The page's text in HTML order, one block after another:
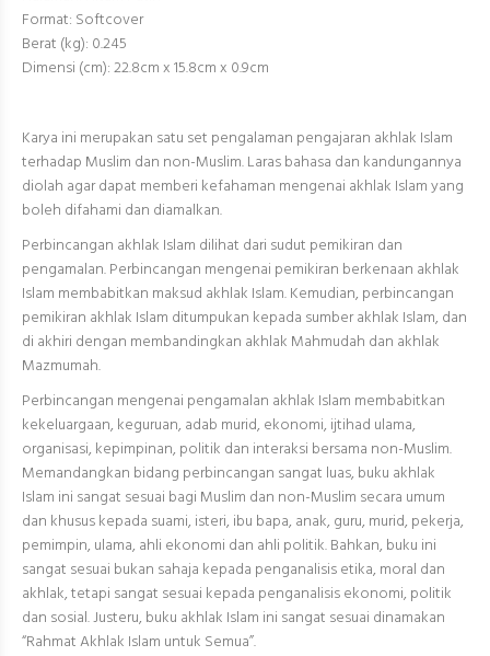
Format: Softcover
Berat (kg): 0.245
Dimensi (cm): 22.8cm x 15.8cm x 0.9cm
Karya ini merupakan satu set pengalaman pengajaran akhlak Islam
terhadap Muslim dan non-Muslim. Laras bahasa dan kandungannya
diolah agar dapat memberi kefahaman mengenai akhlak Islam yang
boleh difahami dan diamalkan.
Perbincangan akhlak Islam dilihat dari sudut pemikiran dan
pengamalan. Perbincangan mengenai pemikiran berkenaan akhlak
Islam membabitkan maksud akhlak Islam. Kemudian, perbincangan
pemikiran akhlak Islam ditumpukan kepada sumber akhlak Islam, dan
di akhiri dengan membandingkan akhlak Mahmudah dan akhlak
Mazmumah.
Perbincangan mengenai pengamalan akhlak Islam membabitkan
kekeluargaan, keguruan, adab murid, ekonomi, ijtihad ulama,
organisasi, kepimpinan, politik dan interaksi bersama non-Muslim.
Memandangkan bidang perbincangan sangat luas, buku akhlak
Islam ini sangat sesuai bagi Muslim dan non-Muslim secara umum
dan khusus kepada suami, isteri, ibu bapa, anak, guru, murid, pekerja,
pemimpin, ulama, ahli ekonomi dan ahli politik. Bahkan, buku ini
sangat sesuai bukan sahaja kepada penganalisis etika, moral dan
akhlak, tetapi sangat sesuai kepada penganalisis ekonomi, politik
dan sosial. Justeru, buku akhlak Islam ini sangat sesuai dinamakan
“Rahmat Akhlak Islam untuk Semua”.